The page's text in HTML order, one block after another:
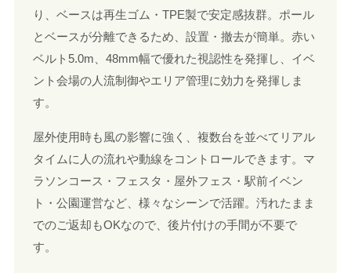
り、ベースは再生ゴム・TPE製で安定感抜群。ポール
とベースが分離できるため、設置・撤去が簡単。赤い
ベルト5.0m、48mm幅で優れた視認性を発揮し、イベ
ント会場の人流制御やエリア管理に効力を発揮しま
す。
屋外使用時も風の影響に強く、複数台を並べてリアル
タイムに人の流れや動線をコントロールできます。マ
ラソンコース・フェスタ・屋外フェス・駅前イベン
ト・公園運営など、様々なシーンで活躍。汚れたまま
でのご返却もOKなので、後片付けの手間が不要で
す。